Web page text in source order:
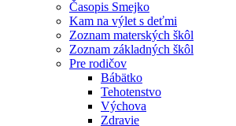
Časopis Smejko
Kam na výlet s deťmi
Zoznam materských škôl
Zoznam základných škôl
Pre rodičov
Bábätko
Tehotenstvo
Výchova
Zdravie